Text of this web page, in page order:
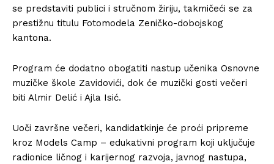
se predstaviti publici i stručnom žiriju, takmičeći se za
prestižnu titulu Fotomodela Zeničko-dobojskog
kantona.
Program će dodatno obogatiti nastup učenika Osnovne
muzičke škole Zavidovići, dok će muzički gosti večeri
biti Almir Delić i Ajla Isić.
Uoči završne večeri, kandidatkinje će proći pripreme
kroz Models Camp – edukativni program koji uključuje
radionice ličnog i karijernog razvoja, javnog nastupa,